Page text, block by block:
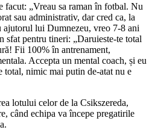
facut: „Vreau sa raman în fotbal. Nu
sau administrativ, dar cred ca, la
ajutorul lui Dumnezeu, vreo 7-8 ani
sfat pentru tineri: „Daruieste-te total
Fii 100% în antrenament,
Accepta un mental coach, și eu
total, nimic mai putin de-atat nu e
lotului celor de la Csikszereda,
când echipa va începe pregatirile